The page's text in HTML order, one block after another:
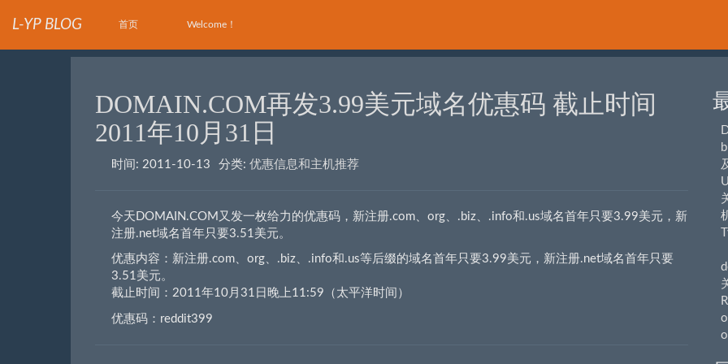
L-YP BLOG 首页 Welcome！
DOMAIN.COM再发3.99美元域名优惠码 截止时间
2011年10月31日
时间: 2011-10-13 分类: 优惠信息和主机推荐
今天DOMAIN.COM又发一枚给力的优惠码，新注册.com、org、.biz、.info和.us域名首年只要3.99美元，新
注册.net域名首年只要3.51美元。
优惠内容：新注册.com、org、.biz、.info和.us等后缀的域名首年只要3.99美元，新注册.net域名首年只要
3.51美元。
截止时间：2011年10月31日晚上11:59（太平洋时间）
优惠码：reddit399